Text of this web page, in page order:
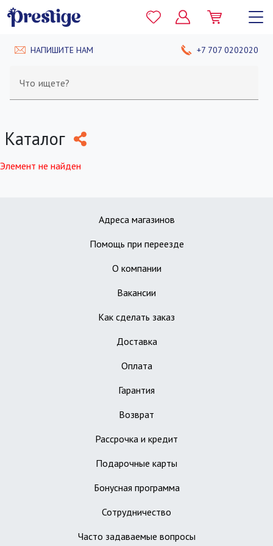
НАПИШИТЕ НАМ +7 707 0202020
Что ищете?
Каталог
Элемент не найден
Адреса магазинов
Помощь при переезде
О компании
Вакансии
Как сделать заказ
Доставка
Оплата
Гарантия
Возврат
Рассрочка и кредит
Подарочные карты
Бонусная программа
Сотрудничество
Часто задаваемые вопросы